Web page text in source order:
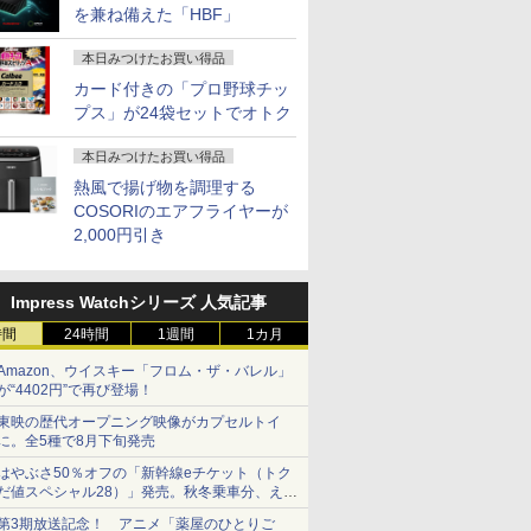
を兼ね備えた「HBF」
本日みつけたお買い得品
カード付きの「プロ野球チッ
プス」が24袋セットでオトク
本日みつけたお買い得品
熱風で揚げ物を調理する
COSORIのエアフライヤーが
2,000円引き
Impress Watchシリーズ 人気記事
24時間 1週間 1カ月
、ウイスキー「フロム・ザ・バレル」
“4402円”で再び登場！
映の歴代オープニング映像がカプセルトイ
。全5種で8月下旬発売
やぶさ50％オフの「新幹線eチケット（トク
値スペシャル28）」発売。秋冬乗車分、えき
っと限定
3期放送記念！ アニメ「薬屋のひとりご